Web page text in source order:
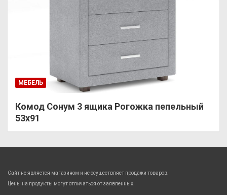
МЕБЕЛЬ
Комод Сонум 3 ящика Рогожка пепельный
53х91
Сайт не является магазином и не осуществляет продажи товаров.
Цены на продукты могут отличаться от заявленных.